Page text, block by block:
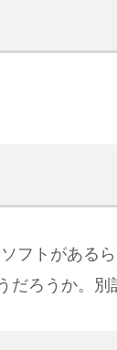
フトがある
ろうか。別